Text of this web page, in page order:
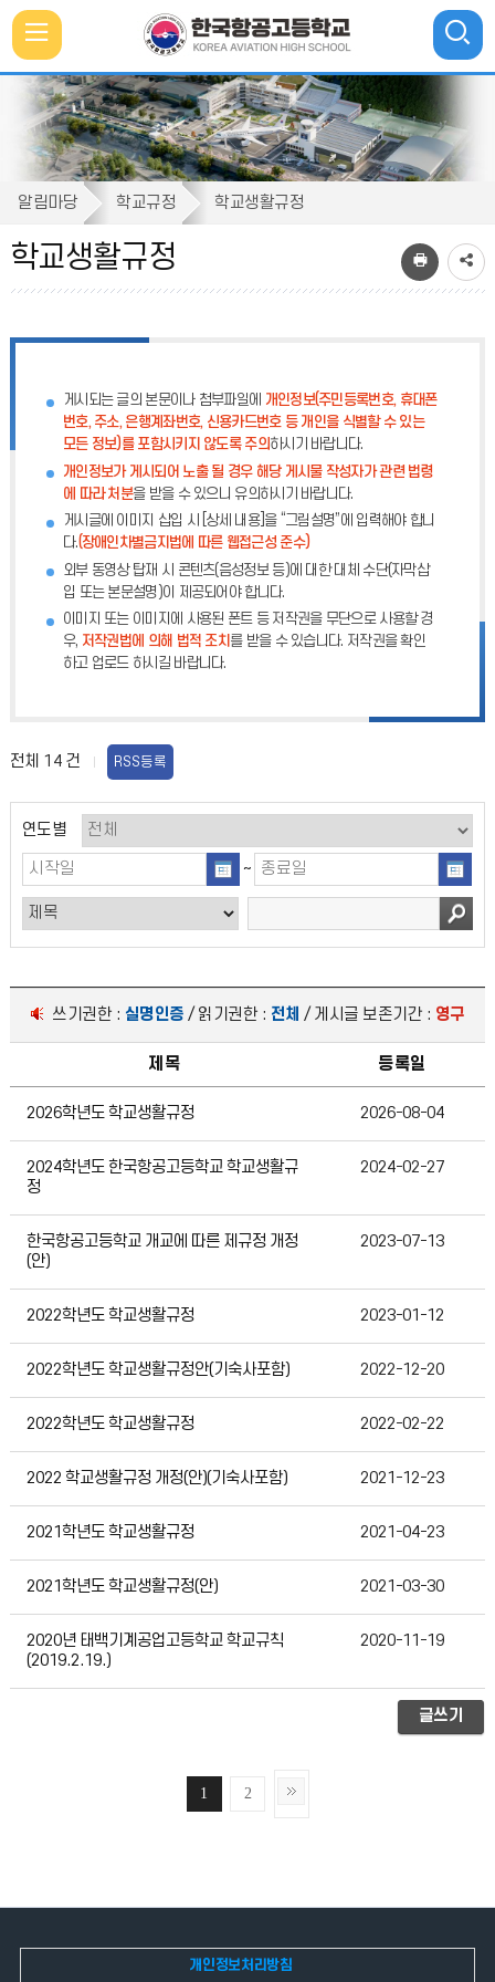
메
뉴
열
기
검색
합
검
색
학
교
생
규
알림마당 학교규정 학교생활규정
학교생활규정
게시되는 글의 본문이나 첨부파일에 개인정보(주민등록번호, 휴대폰
번호, 주소, 은행계좌번호, 신용카드번호 등 개인을 식별할 수 있는
모든 정보)를 포함시키지 않도록 주의하시기 바랍니다.
개인정보가 게시되어 노출 될 경우 해당 게시물 작성자가 관련 법령
에 따라 처분을 받을 수 있으니 유의하시기 바랍니다.
게시글에 이미지 삽입 시 [상세 내용]을 “그림설명”에 입력해야 합니
다.(장애인차별금지법에 따른 웹접근성 준수)
외부 동영상 탑재 시 콘텐츠(음성정보 등)에 대한 대체 수단(자막삽
입 또는 본문설명)이 제공되어야 합니다.
이미지 또는 이미지에 사용된 폰트 등 저작권을 무단으로 사용할 경
우, 저작권법에 의해 법적 조치 를 받을 수 있습니다. 저작권을 확인
하고 업로드 하시길 바랍니다.
전체 14 건 RSS등록
연도별
~
쓰기권한 : 실명인증 / 읽기권한 : 전체 / 게시글 보존기간 : 영구
제목 등록일
2026학년도 학교생활규정 2026-08-04
2024학년도 한국항공고등학교 학교생활규
정
2024-02-27
한국항공고등학교 개교에 따른 제규정 개정
(안)
2023-07-13
2022학년도 학교생활규정 2023-01-12
2022학년도 학교생활규정안(기숙사포함) 2022-12-20
2022학년도 학교생활규정 2022-02-22
2022 학교생활규정 개정(안)(기숙사포함) 2021-12-23
2021학년도 학교생활규정 2021-04-23
2021학년도 학교생활규정(안) 2021-03-30
2020년 태백기계공업고등학교 학교규칙
(2019.2.19.)
2020-11-19
글쓰기
1 2
개인정보처리방침